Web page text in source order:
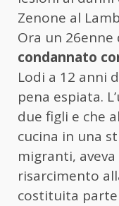
Zenone al
Ora un
condannato
Lodi a 12 anni
pena espiata.
due figli e che
cucina in una
migranti,
risarcimento
costituita parte